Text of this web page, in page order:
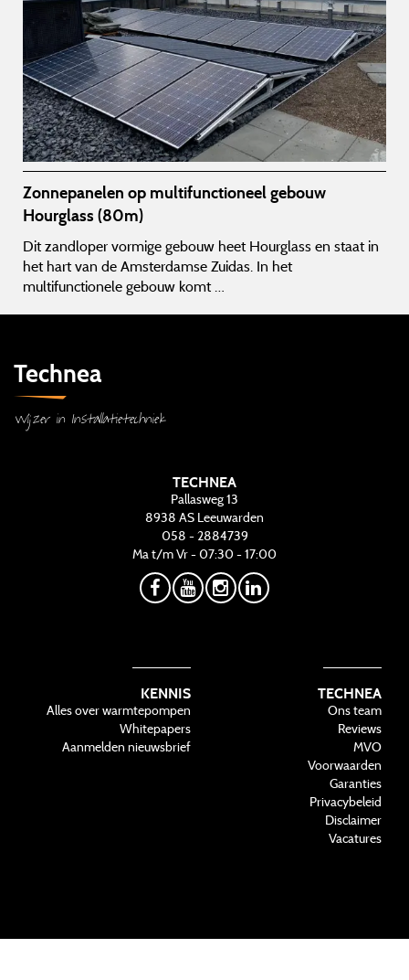
Zonnepanelen op multifunctioneel gebouw
Hourglass (80m)
Dit zandloper vormige gebouw heet Hourglass en staat in
het hart van de Amsterdamse Zuidas. In het
multifunctionele gebouw komt …
Technea
Wijzer in Installatietechniek
TECHNEA
Pallasweg 13
8938 AS Leeuwarden
058 - 2884739
Ma t/m Vr - 07:30 - 17:00
KENNIS
Alles over warmtepompen
Whitepapers
Aanmelden nieuwsbrief
TECHNEA
Ons team
Reviews
MVO
Voorwaarden
Garanties
Privacybeleid
Disclaimer
Vacatures